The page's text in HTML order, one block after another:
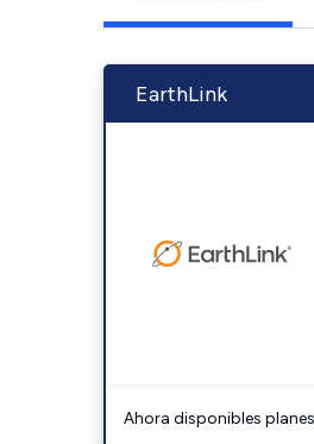
EarthLink
Ahora disponibles